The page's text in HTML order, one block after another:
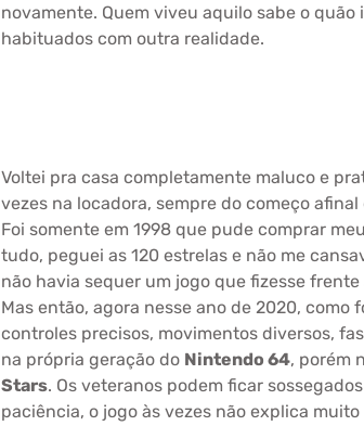
novamente. Quem viveu aquilo sabe o
habituados com outra realidade.
Voltei pra casa completamente maluco e
vezes na locadora, sempre do começo
Foi somente em 1998 que pude comprar meu
tudo, peguei as 120 estrelas e não me
não havia sequer um jogo que fizesse
Mas então, agora nesse ano de 2020, como
controles precisos, movimentos diversos,
na própria geração do Nintendo 64, porém
Stars. Os veteranos podem ficar
paciência, o jogo às vezes não explica